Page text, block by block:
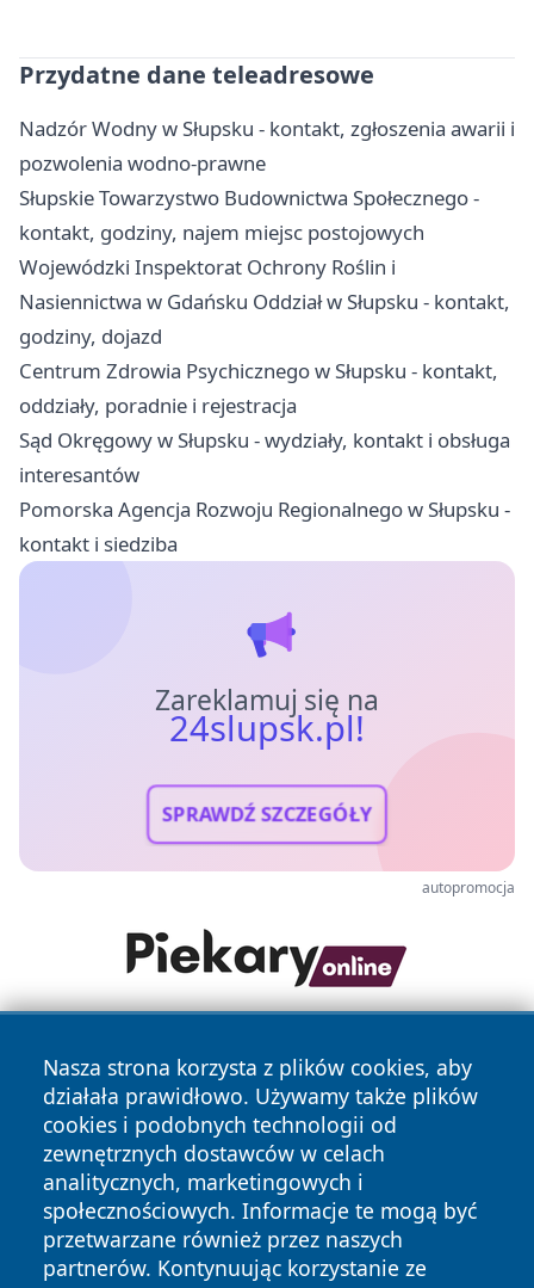
Przydatne dane teleadresowe
Nadzór Wodny w Słupsku - kontakt, zgłoszenia awarii i
pozwolenia wodno-prawne
Słupskie Towarzystwo Budownictwa Społecznego -
kontakt, godziny, najem miejsc postojowych
Wojewódzki Inspektorat Ochrony Roślin i
Nasiennictwa w Gdańsku Oddział w Słupsku - kontakt,
godziny, dojazd
Centrum Zdrowia Psychicznego w Słupsku - kontakt,
oddziały, poradnie i rejestracja
Sąd Okręgowy w Słupsku - wydziały, kontakt i obsługa
interesantów
Pomorska Agencja Rozwoju Regionalnego w Słupsku -
kontakt i siedziba
Zareklamuj się na
24slupsk.pl!
SPRAWDŹ SZCZEGÓŁY
autopromocja
Nasza strona korzysta z plików cookies, aby
działała prawidłowo. Używamy także plików
cookies i podobnych technologii od
zewnętrznych dostawców w celach
analitycznych, marketingowych i
społecznościowych. Informacje te mogą być
przetwarzane również przez naszych
partnerów. Kontynuując korzystanie ze
Copyright © 2026 24slupsk.pl Wszystkie prawa zastrzeżone.
Polityka
Polityka